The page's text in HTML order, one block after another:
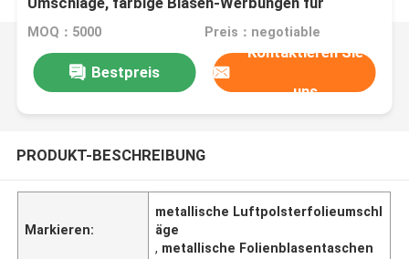
Transport
MOQ：5000 Preis：negotiable
Bestpreis
Kontaktieren Sie
uns
PRODUKT-BESCHREIBUNG
Markieren:
metallische Luftpolsterfolieumschl
äge
, metallische Folienblasentaschen